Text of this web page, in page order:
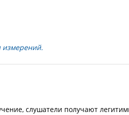
измерений.
слушатели получают